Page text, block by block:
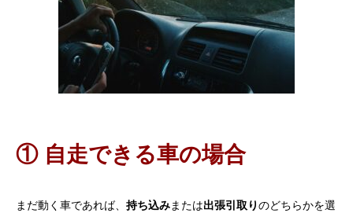
① 自走できる車の場合
まだ動く車であれば、 持ち込みまたは出張引取りのどちらかを選